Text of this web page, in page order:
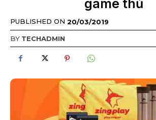
game thủ
PUBLISHED ON 20/03/2019
BY TECHADMIN